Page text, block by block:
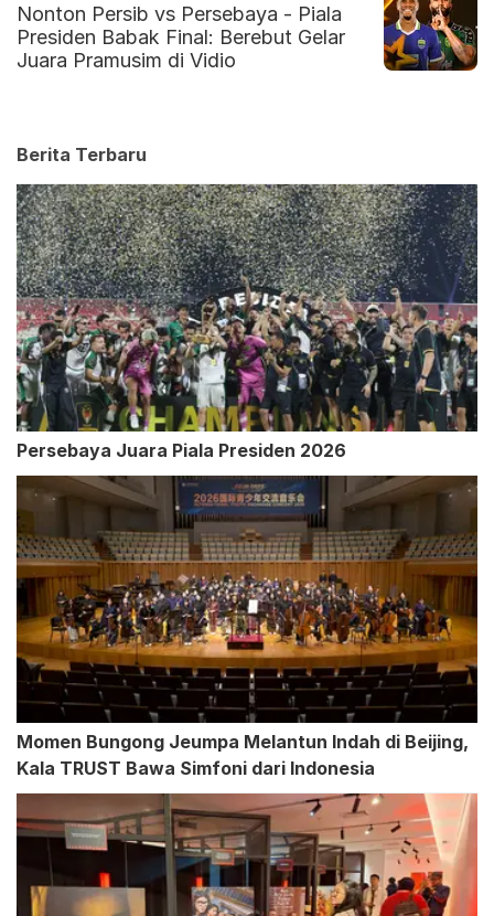
Nonton Persib vs Persebaya - Piala
Presiden Babak Final: Berebut Gelar
Juara Pramusim di Vidio
Berita Terbaru
Persebaya Juara Piala Presiden 2026
Momen Bungong Jeumpa Melantun Indah di Beijing,
Kala TRUST Bawa Simfoni dari Indonesia